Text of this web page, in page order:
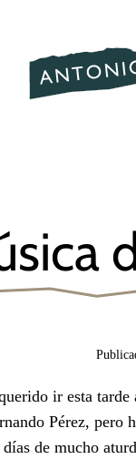
contenido
ir esta
Pérez, pero
días de mucho